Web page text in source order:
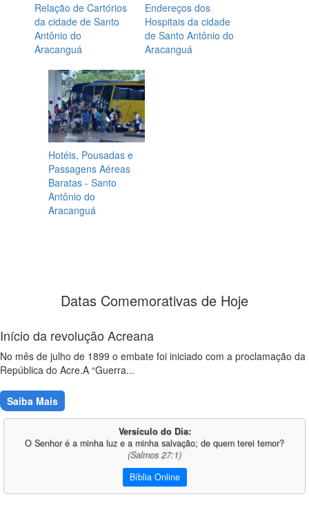
Relação de Cartórios
da cidade de Santo
Antônio do
Aracanguá
Endereços dos
Hospitais da cidade
de Santo Antônio do
Aracanguá
Hotéis, Pousadas e
Passagens Aéreas
Baratas - Santo
Antônio do
Aracanguá
Datas Comemorativas de Hoje
Início da revolução Acreana
No mês de julho de 1899 o embate foi iniciado com a proclamação da
República do Acre.A “Guerra...
Saiba Mais
Versículo do Dia:
O Senhor é a minha luz e a minha salvação; de quem terei temor?
(Salmos 27:1)
Bíblia Online